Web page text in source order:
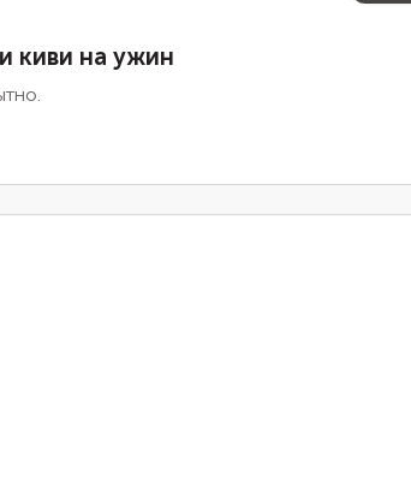
киви на ужин